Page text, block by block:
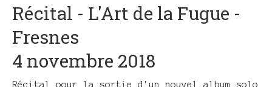
Récital - L'Art de la Fugue -
Fresnes
4 novembre 2018
Récital pour la sortie d'un nouvel album solo